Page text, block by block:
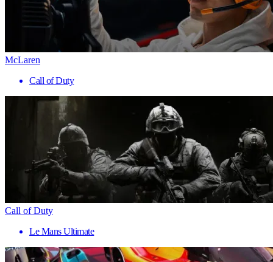
McLaren
Call of Duty
Call of Duty
Le Mans Ultimate